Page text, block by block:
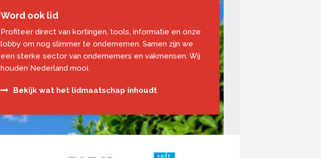
Word ook lid
Profiteer direct van kortingen, tools, informatie en onze
lobby om nog slimmer te ondernemen. Samen zijn we
een sterke sector van ondernemers en vakmensen. Wij
houden Nederland mooi.
Bekijk wat het lidmaatschap inhoudt